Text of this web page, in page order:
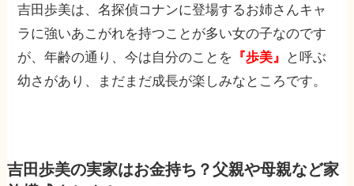
吉田歩美は、名探偵コナンに登場するお姉さんキャ
ラに強いあこがれを持つことが多い女の子なのです
が、年齢の通り、今は自分のことを 『歩美』
と呼ぶ
幼さがあり、まだまだ成長が楽しみなところです。
吉田歩美の実家はお金持ち？父親や母親など家